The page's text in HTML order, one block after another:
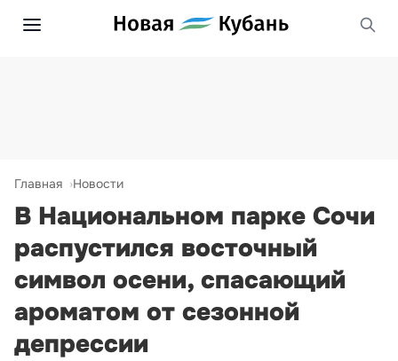
Главная Новости
В Национальном парке Сочи
распустился восточный
символ осени, спасающий
ароматом от сезонной
депрессии